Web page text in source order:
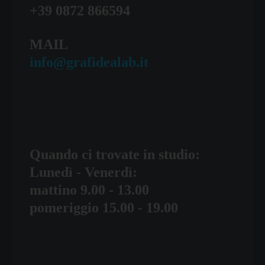
+39 0872 866594
MAIL
info@grafidealab.it
Quando ci trovate in studio:
Lunedì - Venerdì:
mattino 9.00 - 13.00
pomeriggio 15.00 - 19.00